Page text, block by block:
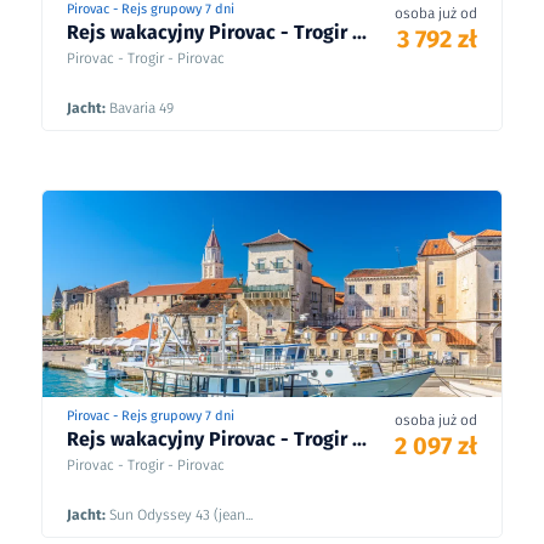
Pirovac - Rejs grupowy 7 dni
Rejs wakacyjny Pirovac - Trogir ...
Pirovac - Trogir - Pirovac
Jacht: Bavaria 49
osoba już od
3 792 zł
Pirovac - Rejs grupowy 7 dni
Rejs wakacyjny Pirovac - Trogir ...
Pirovac - Trogir - Pirovac
Jacht: Sun Odyssey 43 (jean...
osoba już od
2 097 zł